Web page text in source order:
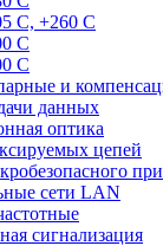
С, +260 С
C
С
и
данных
оптика
цепей
сети LAN
сигнализация